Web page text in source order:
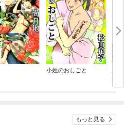
小姓のおしごと
新
金
もっと見る